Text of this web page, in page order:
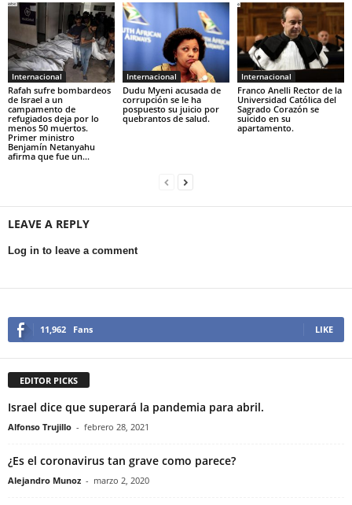
Internacional
Rafah sufre bombardeos
de Israel a un
campamento de
refugiados deja por lo
menos 50 muertos.
Primer ministro
Benjamín Netanyahu
afirma que fue un...
Internacional
Dudu Myeni acusada de
corrupción se le ha
pospuesto su juicio por
quebrantos de salud.
Internacional
Franco Anelli Rector de la
Universidad Católica del
Sagrado Corazón se
suicido en su
apartamento.
LEAVE A REPLY
Log in to leave a comment
11,962 Fans LIKE
EDITOR PICKS
Israel dice que superará la pandemia para abril.
Alfonso Trujillo - febrero 28, 2021
¿Es el coronavirus tan grave como parece?
Alejandro Munoz - marzo 2, 2020